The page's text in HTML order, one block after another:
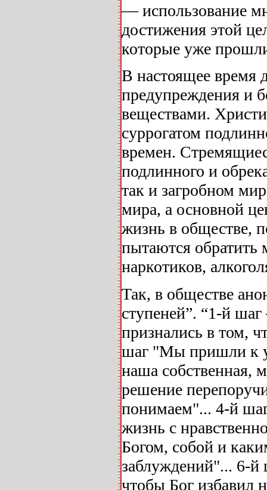
— использование
достижения этой
которые уже
В настоящее время
предупреждения и
веществами.
суррогатом
времен.
подлинного и
так и загробном
мира, а основной
жизнь в обществе,
пытаются обратить
наркотиков,
Так, в обществе
ступеней”. “1-й
признались в том,
шаг "Мы пришли к
наша собственная,
решение
понимаем"... 4-й
жизнь с
Богом, собой и
заблуждений"... 6-
чтобы Бог избавил